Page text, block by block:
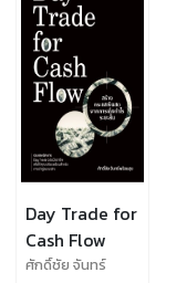
Day Trade for
Cash Flow
ศักดิ์ชัย จันทร์